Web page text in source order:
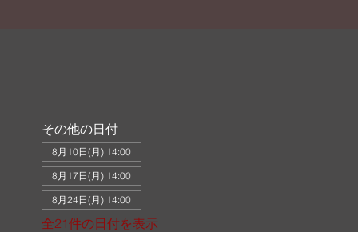
その他の日付
8月10日(月) 14:00
8月17日(月) 14:00
8月24日(月) 14:00
全21件の日付を表示